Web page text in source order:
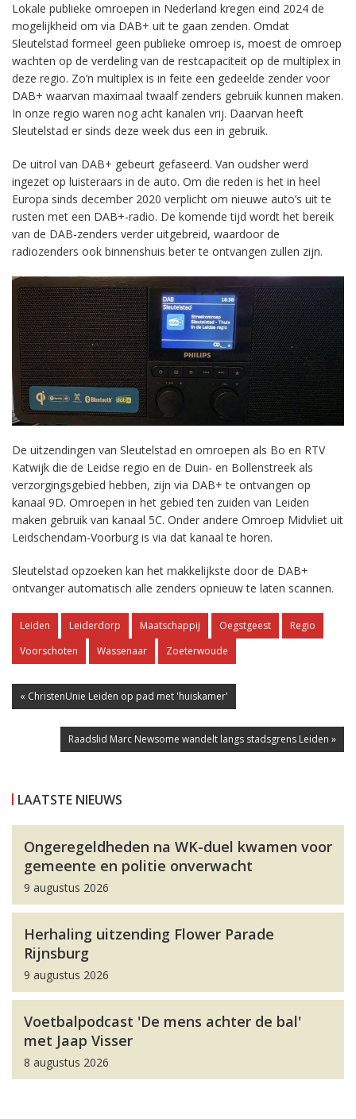
Lokale publieke omroepen in Nederland kregen eind 2024 de
mogelijkheid om via DAB+ uit te gaan zenden. Omdat
Sleutelstad formeel geen publieke omroep is, moest de omroep
wachten op de verdeling van de restcapaciteit op de multiplex in
deze regio. Zo’n multiplex is in feite een gedeelde zender voor
DAB+ waarvan maximaal twaalf zenders gebruik kunnen maken.
In onze regio waren nog acht kanalen vrij. Daarvan heeft
Sleutelstad er sinds deze week dus een in gebruik.
De uitrol van DAB+ gebeurt gefaseerd. Van oudsher werd
ingezet op luisteraars in de auto. Om die reden is het in heel
Europa sinds december 2020 verplicht om nieuwe auto’s uit te
rusten met een DAB+-radio. De komende tijd wordt het bereik
van de DAB-zenders verder uitgebreid, waardoor de
radiozenders ook binnenshuis beter te ontvangen zullen zijn.
De uitzendingen van Sleutelstad en omroepen als Bo en RTV
Katwijk die de Leidse regio en de Duin- en Bollenstreek als
verzorgingsgebied hebben, zijn via DAB+ te ontvangen op
kanaal 9D. Omroepen in het gebied ten zuiden van Leiden
maken gebruik van kanaal 5C. Onder andere Omroep Midvliet uit
Leidschendam-Voorburg is via dat kanaal te horen.
Sleutelstad opzoeken kan het makkelijkste door de DAB+
ontvanger automatisch alle zenders opnieuw te laten scannen.
Leiden Leiderdorp Maatschappij Oegstgeest
Regio
Voorschoten
Wassenaar Zoeterwoude
« ChristenUnie Leiden op pad met 'huiskamer'
Raadslid Marc Newsome wandelt langs stadsgrens Leiden »
LAATSTE NIEUWS
Ongeregeldheden na WK-duel kwamen voor
gemeente en politie onverwacht
9 augustus 2026
Herhaling uitzending Flower Parade
Rijnsburg
9 augustus 2026
Voetbalpodcast 'De mens achter de bal'
met Jaap Visser
8 augustus 2026